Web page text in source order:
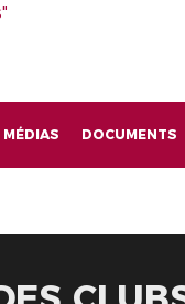
MÉDIAS DOCUMENTS